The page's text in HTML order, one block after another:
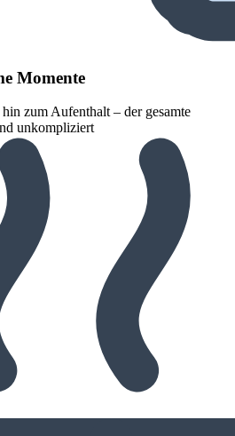
Momente
zum Aufenthalt – der gesamte
unkompliziert